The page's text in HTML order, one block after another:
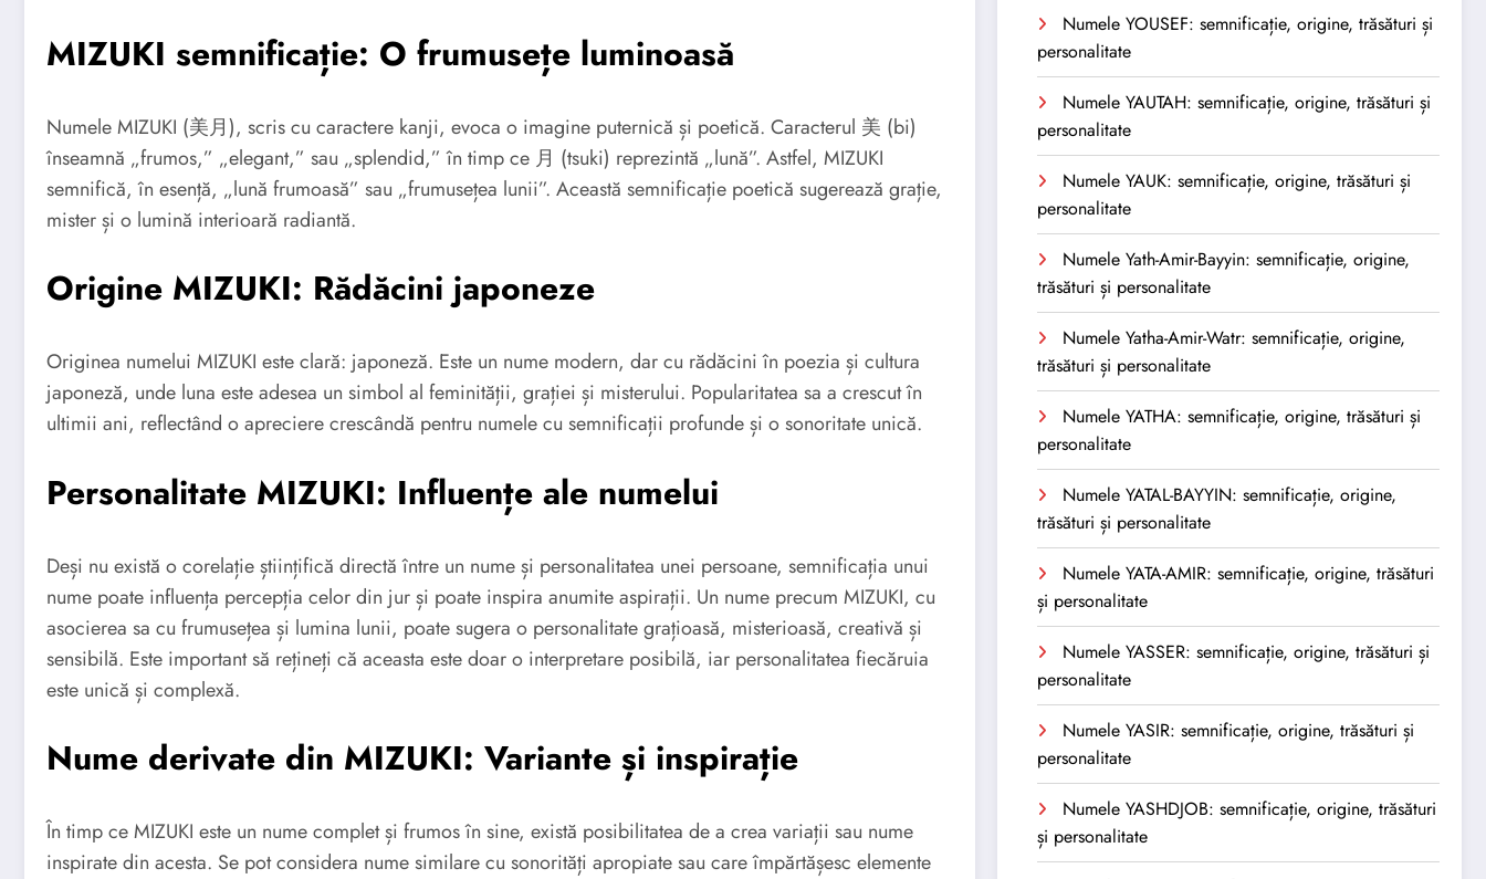
MIZUKI semnificație: O frumusețe luminoasă
Numele MIZUKI (美月), scris cu caractere kanji, evoca o imagine puternică și poetică. Caracterul 美 (bi)
înseamnă „frumos,” „elegant,” sau „splendid,” în timp ce 月 (tsuki) reprezintă „lună”. Astfel, MIZUKI
semnifică, în esență, „lună frumoasă” sau „frumusețea lunii”. Această semnificație poetică sugerează grație,
mister și o lumină interioară radiantă.
Origine MIZUKI: Rădăcini japoneze
Originea numelui MIZUKI este clară: japoneză. Este un nume modern, dar cu rădăcini în poezia și cultura
japoneză, unde luna este adesea un simbol al feminității, grației și misterului. Popularitatea sa a crescut în
ultimii ani, reflectând o apreciere crescândă pentru numele cu semnificații profunde și o sonoritate unică.
Personalitate MIZUKI: Influențe ale numelui
Deși nu există o corelație științifică directă între un nume și personalitatea unei persoane, semnificația unui
nume poate influența percepția celor din jur și poate inspira anumite aspirații. Un nume precum MIZUKI, cu
asocierea sa cu frumusețea și lumina lunii, poate sugera o personalitate grațioasă, misterioasă, creativă și
sensibilă. Este important să rețineți că aceasta este doar o interpretare posibilă, iar personalitatea fiecăruia
este unică și complexă.
Nume derivate din MIZUKI: Variante și inspirație
În timp ce MIZUKI este un nume complet și frumos în sine, există posibilitatea de a crea variații sau nume
inspirate din acesta. Se pot considera nume similare cu sonorități apropiate sau care împărtășesc elemente
Numele YOUSEF: semnificație, origine, trăsături și
personalitate
Numele YAUTAH: semnificație, origine, trăsături și
personalitate
Numele YAUK: semnificație, origine, trăsături și
personalitate
Numele Yath-Amir-Bayyin: semnificație, origine,
trăsături și personalitate
Numele Yatha-Amir-Watr: semnificație, origine,
trăsături și personalitate
Numele YATHA: semnificație, origine, trăsături și
personalitate
Numele YATAL-BAYYIN: semnificație, origine,
trăsături și personalitate
Numele YATA-AMIR: semnificație, origine, trăsături
și personalitate
Numele YASSER: semnificație, origine, trăsături și
personalitate
Numele YASIR: semnificație, origine, trăsături și
personalitate
Numele YASHDJOB: semnificație, origine, trăsături
și personalitate